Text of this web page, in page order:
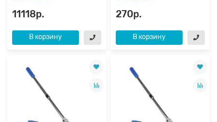
11118р.
В корзину
270р.
В корзину